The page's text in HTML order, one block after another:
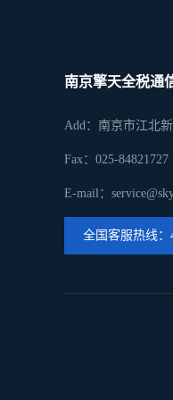
南京擎天全税通
Add：南京市江北
Fax：025-84821727
E-mail：
全国客服热线：